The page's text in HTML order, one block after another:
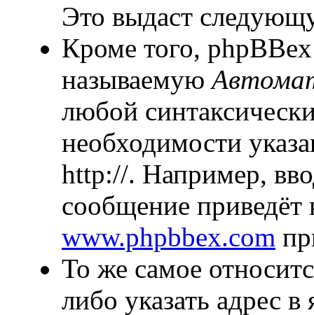
Это выдаст
Кроме того,
называемую
любой
необходимости
http://. Например,
сообщение приведёт
www.phpbbex.com
То же самое
либо указать адрес